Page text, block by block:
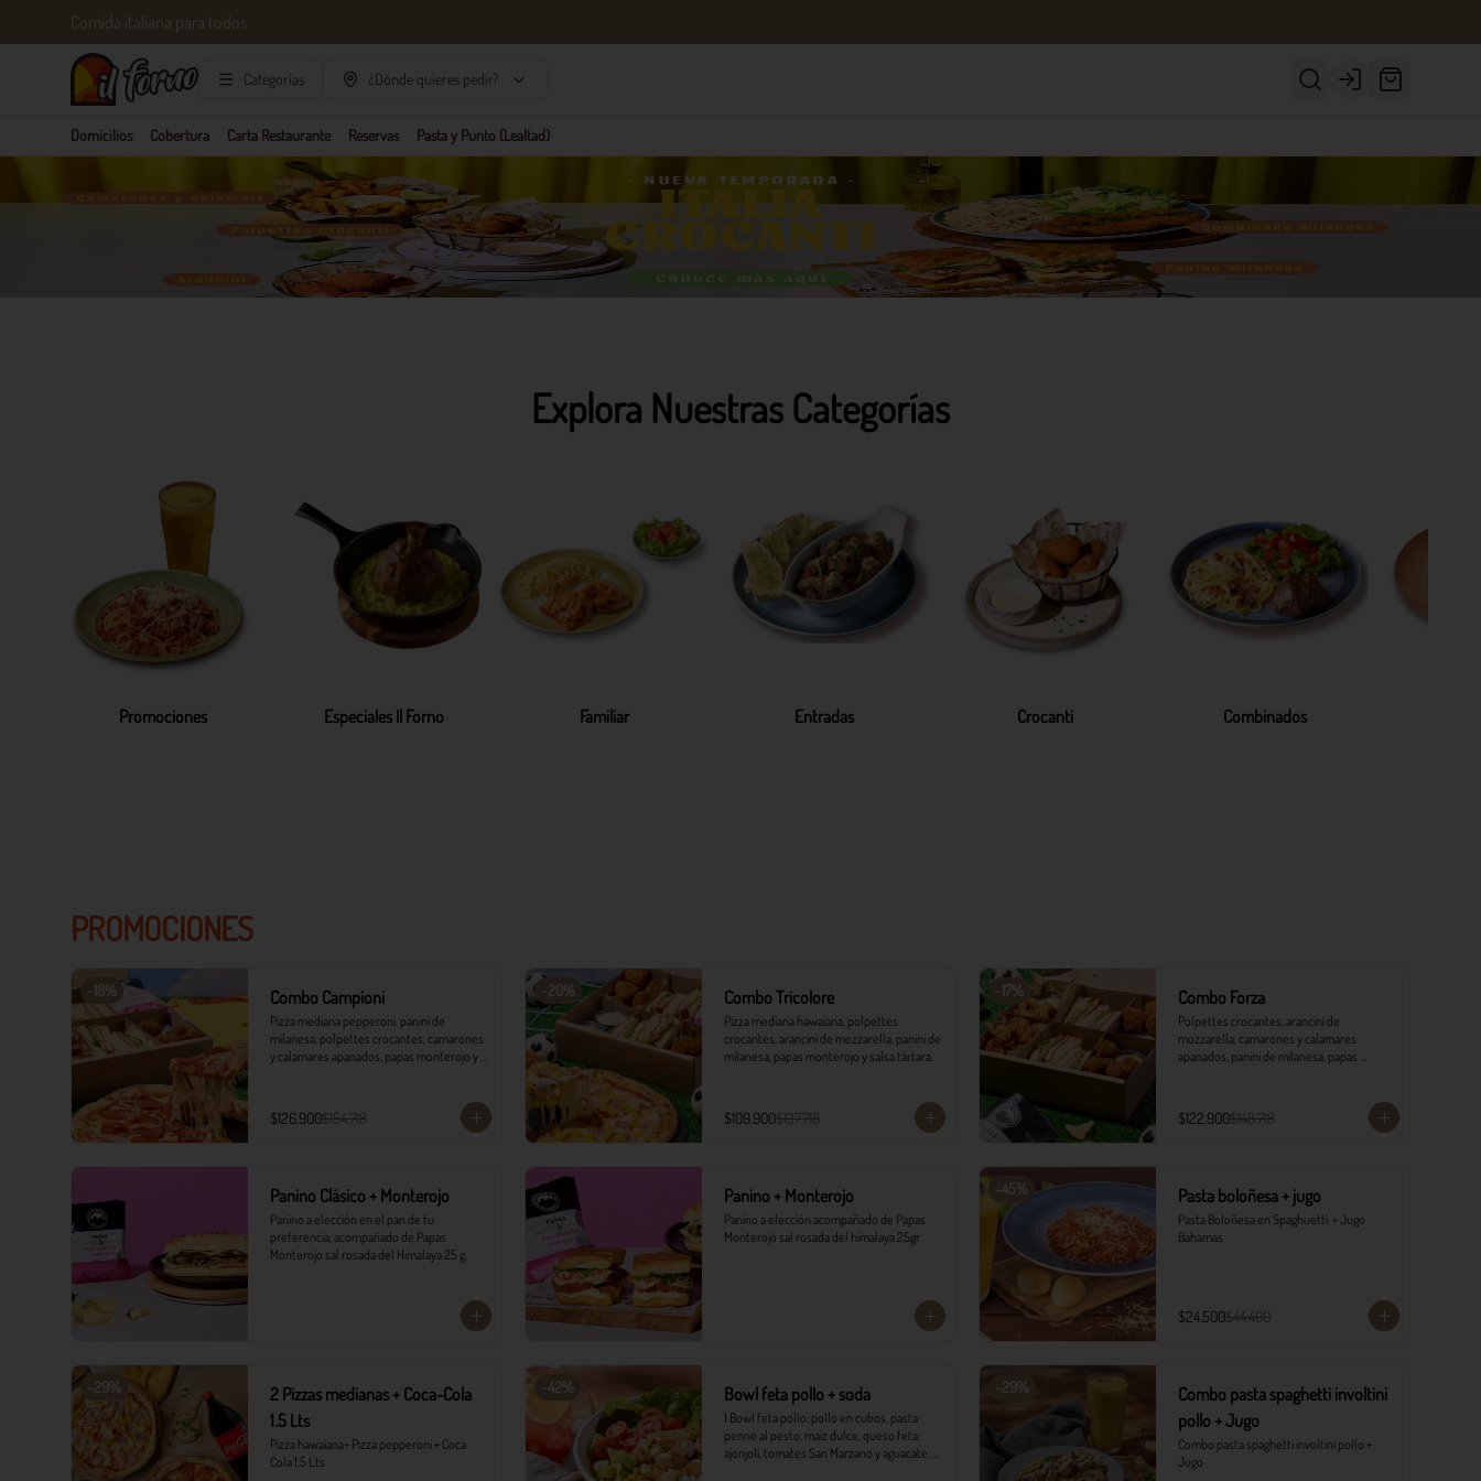
Comida italiana para todos
Categorías ¿Dónde quieres pedir? Login
Domicilios Cobertura Carta Restaurante Reservas Pasta y Punto (Lealtad)
Explora Nuestras Categorías
Promociones Especiales Il Forno Familiar Entradas Crocanti Combinados
PROMOCIONES
-18% Combo Campioni
Pizza mediana pepperoni, panini de
milanesa, polpettes crocantes, camarones
y calamares apanados, papas monterojo y
$126.900$154.718
-20% Combo Tricolore
Pizza mediana hawaiana, polpettes
crocantes, arancini de mozzarella, panini de
milanesa, papas monterojo y salsa tártara.
$109.900$137.718
-17% Combo Forza
Polpettes crocantes, arancini de
mozzarella, camarones y calamares
apanados, panini de milanesa, papas
$122.900$148.718
Panino Clásico + Monterojo
Panino a elección en el pan de tu
preferencia, acompañado de Papas
Monterojo sal rosada del Himalaya 25 g.
Panino + Monterojo
Panino a elección acompañado de Papas
Monterojo sal rosada del himalaya 25gr
-45% Pasta boloñesa + jugo
Pasta Boloñesa en Spaghuetti  + Jugo
Bahamas
$24.500$44.400
-29%
2 Pizzas medianas + Coca-Cola
1.5 Lts
Pizza hawaiana+ Pizza pepperoni + Coca
Cola 1.5 Lts
-42% Bowl feta pollo + soda
1 Bowl feta pollo: pollo en cubos, pasta
penne al pesto, maíz dulce, queso feta,
ajonjolí, tomates San Marzano y aguacate;
-29%
Combo pasta spaghetti involtini
pollo + Jugo
Combo pasta spaghetti involtini pollo +
Jugo